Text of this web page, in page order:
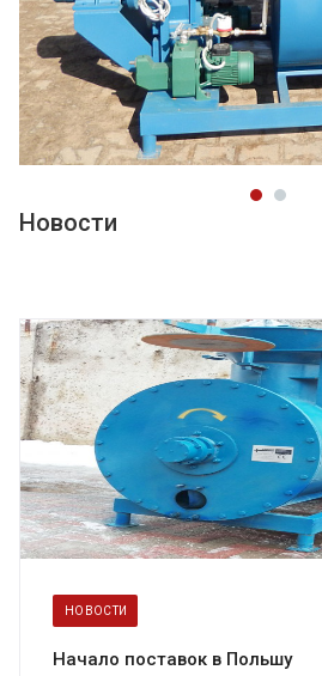
Новости
НОВОСТИ
Начало поставок в Польшу